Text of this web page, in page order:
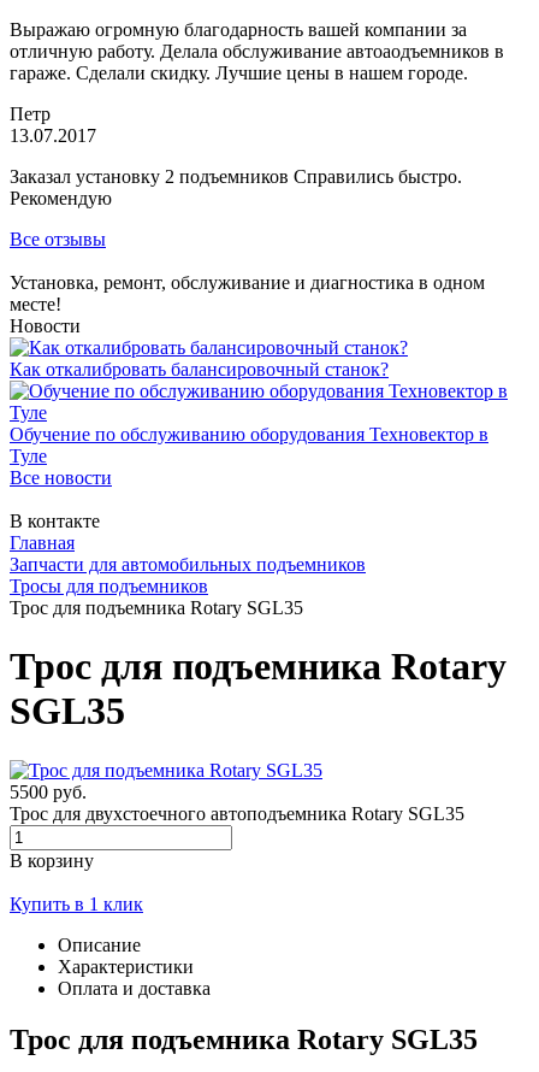
Выражаю огромную благодарность вашей компании за
отличную работу. Делала обслуживание автоаодъемников в
гараже. Сделали скидку. Лучшие цены в нашем городе.
Петр
13.07.2017
Заказал установку 2 подъемников Справились быстро.
Рекомендую
Все отзывы
Установка, ремонт, обслуживание и диагностика в одном
месте!
Новости
Как откалибровать балансировочный станок?
Обучение по обслуживанию оборудования Техновектор в
Туле
Все новости
В контакте
Главная
Запчасти для автомобильных подъемников
Тросы для подъемников
Трос для подъемника Rotary SGL35
Трос для подъемника Rotary
SGL35
5500 руб.
Трос для двухстоечного автоподъемника Rotary SGL35
В корзину
Купить в 1 клик
Описание
Характеристики
Оплата и доставка
Трос для подъемника Rotary SGL35